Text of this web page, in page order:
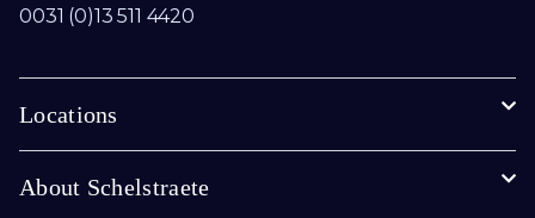
0031 (0)13 511 4420
Locations
About Schelstraete